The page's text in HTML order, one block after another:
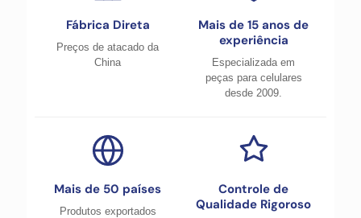
Fábrica Direta
Preços de atacado da
China
Mais de 15 anos de
experiência
Especializada em
peças para celulares
desde 2009.
Mais de 50 países
Produtos exportados
Controle de
Qualidade Rigoroso